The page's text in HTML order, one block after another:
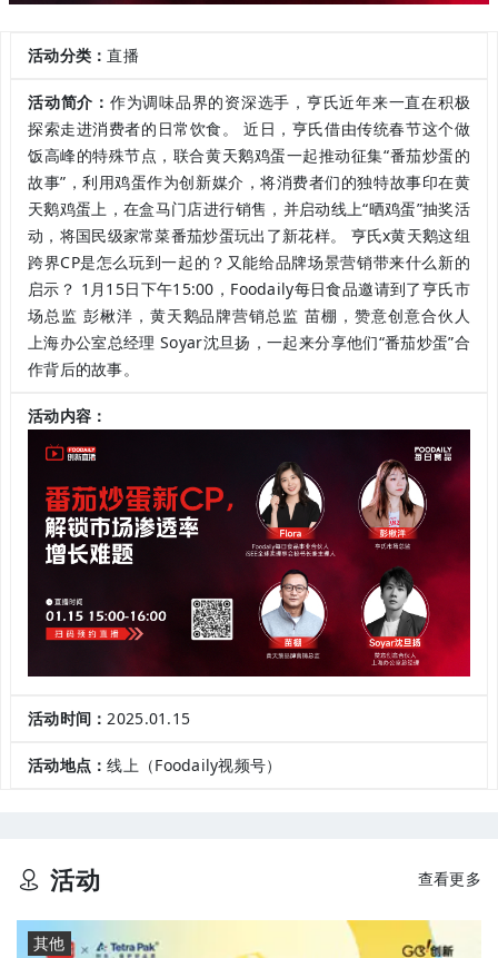
活动分类：直播
活动简介： 作为调味品界的资深选手，亨氏近年来一直在积极
探索走进消费者的日常饮食。 近日，亨氏借由传统春节这个做
饭高峰的特殊节点，联合黄天鹅鸡蛋一起推动征集“番茄炒蛋的
故事”，利用鸡蛋作为创新媒介，将消费者们的独特故事印在黄
天鹅鸡蛋上，在盒马门店进行销售，并启动线上“晒鸡蛋”抽奖活
动，将国民级家常菜番茄炒蛋玩出了新花样。 亨氏x黄天鹅这组
跨界CP是怎么玩到一起的？又能给品牌场景营销带来什么新的
启示？ 1月15日下午15:00，Foodaily每日食品邀请到了亨氏市
场总监 彭楸洋，黄天鹅品牌营销总监 苗棚，赞意创意合伙人
上海办公室总经理 Soyar沈旦扬，一起来分享他们“番茄炒蛋”合
作背后的故事。
活动内容：
活动时间： 2025.01.15
活动地点：线上（Foodaily视频号）
活动 查看更多
其他